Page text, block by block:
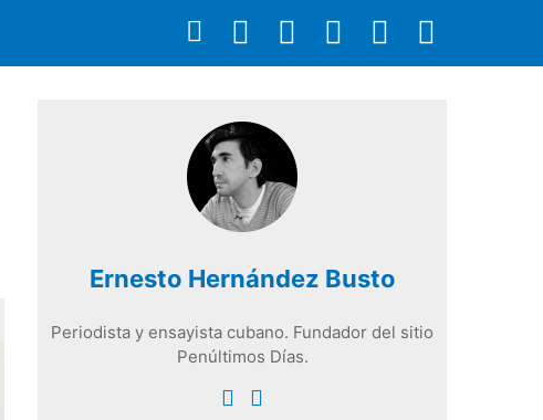
Ernesto Hernández Busto
Periodista y ensayista cubano. Fundador del sitio
Penúltimos Días.